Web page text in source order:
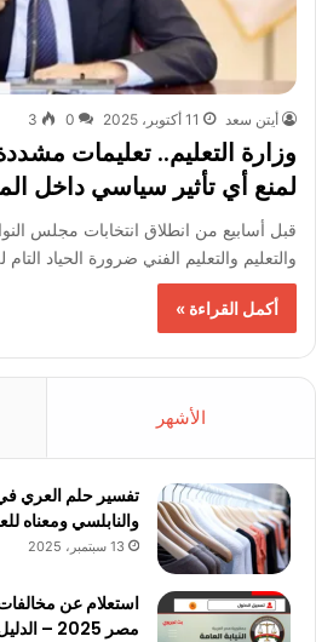
أيتن سعد 11 أكتوبر، 2025 0
3
وزارة التعليم.. تعليمات
لمنع أي تأثير سياسي داخل
والتعليم والتعليم الفني ضرورة الحياد
أكمل القراءة »
الأشهر
تفسير حلم العري
والنابلسي ومعناه
13 سبتمبر، 2025
استعلام عن
مصر 2025 – الدليل الشامل